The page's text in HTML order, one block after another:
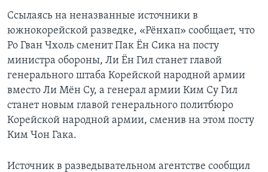
Ссылаясь на неназванные источники в
южнокорейской разведке, «Рёнхап» сообщает, что
Ро Гван Чхоль сменит Пак Ён Сика на посту
министра обороны, Ли Ён Гил станет главой
генерального штаба Корейской народной армии
вместо Ли Мён Су, а генерал армии Ким Су Гил
станет новым главой генерального политбюро
Корейской народной армии, сменив на этом посту
Ким Чон Гака.
Источник в разведывательном агентстве сообщил